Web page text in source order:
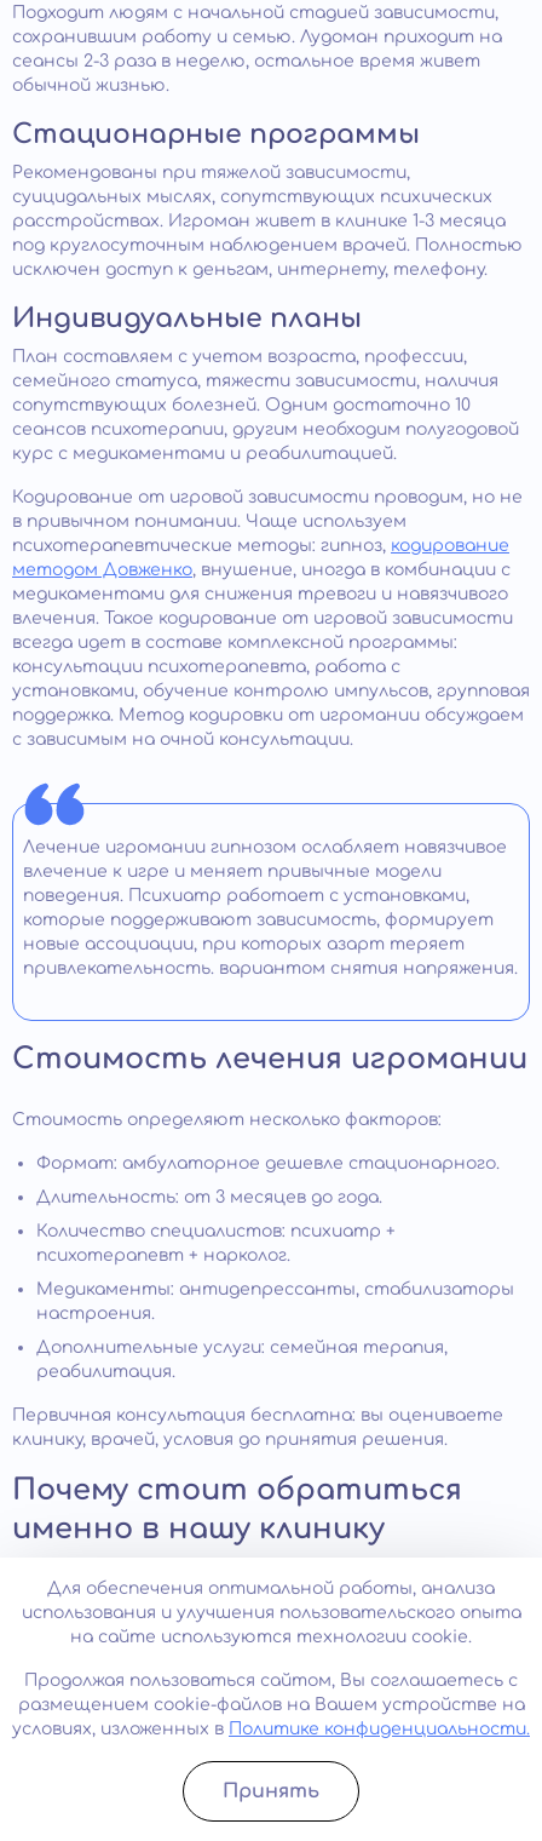
Подходит людям с начальной стадией зависимости,
сохранившим работу и семью. Лудоман приходит на
сеансы 2-3 раза в неделю, остальное время живет
обычной жизнью.
Стационарные программы
Рекомендованы при тяжелой зависимости,
суицидальных мыслях, сопутствующих психических
расстройствах. Игроман живет в клинике 1-3 месяца
под круглосуточным наблюдением врачей. Полностью
исключен доступ к деньгам, интернету, телефону.
Индивидуальные планы
План составляем с учетом возраста, профессии,
семейного статуса, тяжести зависимости, наличия
сопутствующих болезней. Одним достаточно 10
сеансов психотерапии, другим необходим полугодовой
курс с медикаментами и реабилитацией.
Кодирование от игровой зависимости проводим, но не
в привычном понимании. Чаще используем
психотерапевтические методы: гипноз, кодирование
методом Довженко, внушение, иногда в комбинации с
медикаментами для снижения тревоги и навязчивого
влечения. Такое кодирование от игровой зависимости
всегда идет в составе комплексной программы:
консультации психотерапевта, работа с
установками, обучение контролю импульсов, групповая
поддержка. Метод кодировки от игромании обсуждаем
с зависимым на очной консультации.
Лечение игромании гипнозом ослабляет навязчивое
влечение к игре и меняет привычные модели
поведения. Психиатр работает с установками,
которые поддерживают зависимость, формирует
новые ассоциации, при которых азарт теряет
привлекательность. вариантом снятия напряжения.
Стоимость лечения игромании
Стоимость определяют несколько факторов:
Формат: амбулаторное дешевле стационарного.
Длительность: от 3 месяцев до года.
Количество специалистов: психиатр +
психотерапевт + нарколог.
Медикаменты: антидепрессанты, стабилизаторы
настроения.
Дополнительные услуги: семейная терапия,
реабилитация.
Первичная консультация бесплатна: вы оцениваете
клинику, врачей, условия до принятия решения.
Почему стоит обратиться
именно в нашу клинику
Наши врачи имеют опыт лечения аддикций более 15
лет. Прошли обучение в ведущих российских и
зарубежных центрах. Владеют современными
участвуют в научных конференциях.
Не ставим на учет в наркодиспансер. Не сообщаем
работодателю. Не передаем информацию
третьим лицам, включая родственников без
согласия пациента.
Учитываем личность, биографию, текущую
Записатьcя
Для обеспечения оптимальной работы, анализа
использования и улучшения пользовательского опыта
на сайте используются технологии cookie.
Продолжая пользоваться сайтом, Вы соглашаетесь с
размещением cookie-файлов на Вашем устройстве на
условиях, изложенных в
Политике конфиденциальности.
Принять